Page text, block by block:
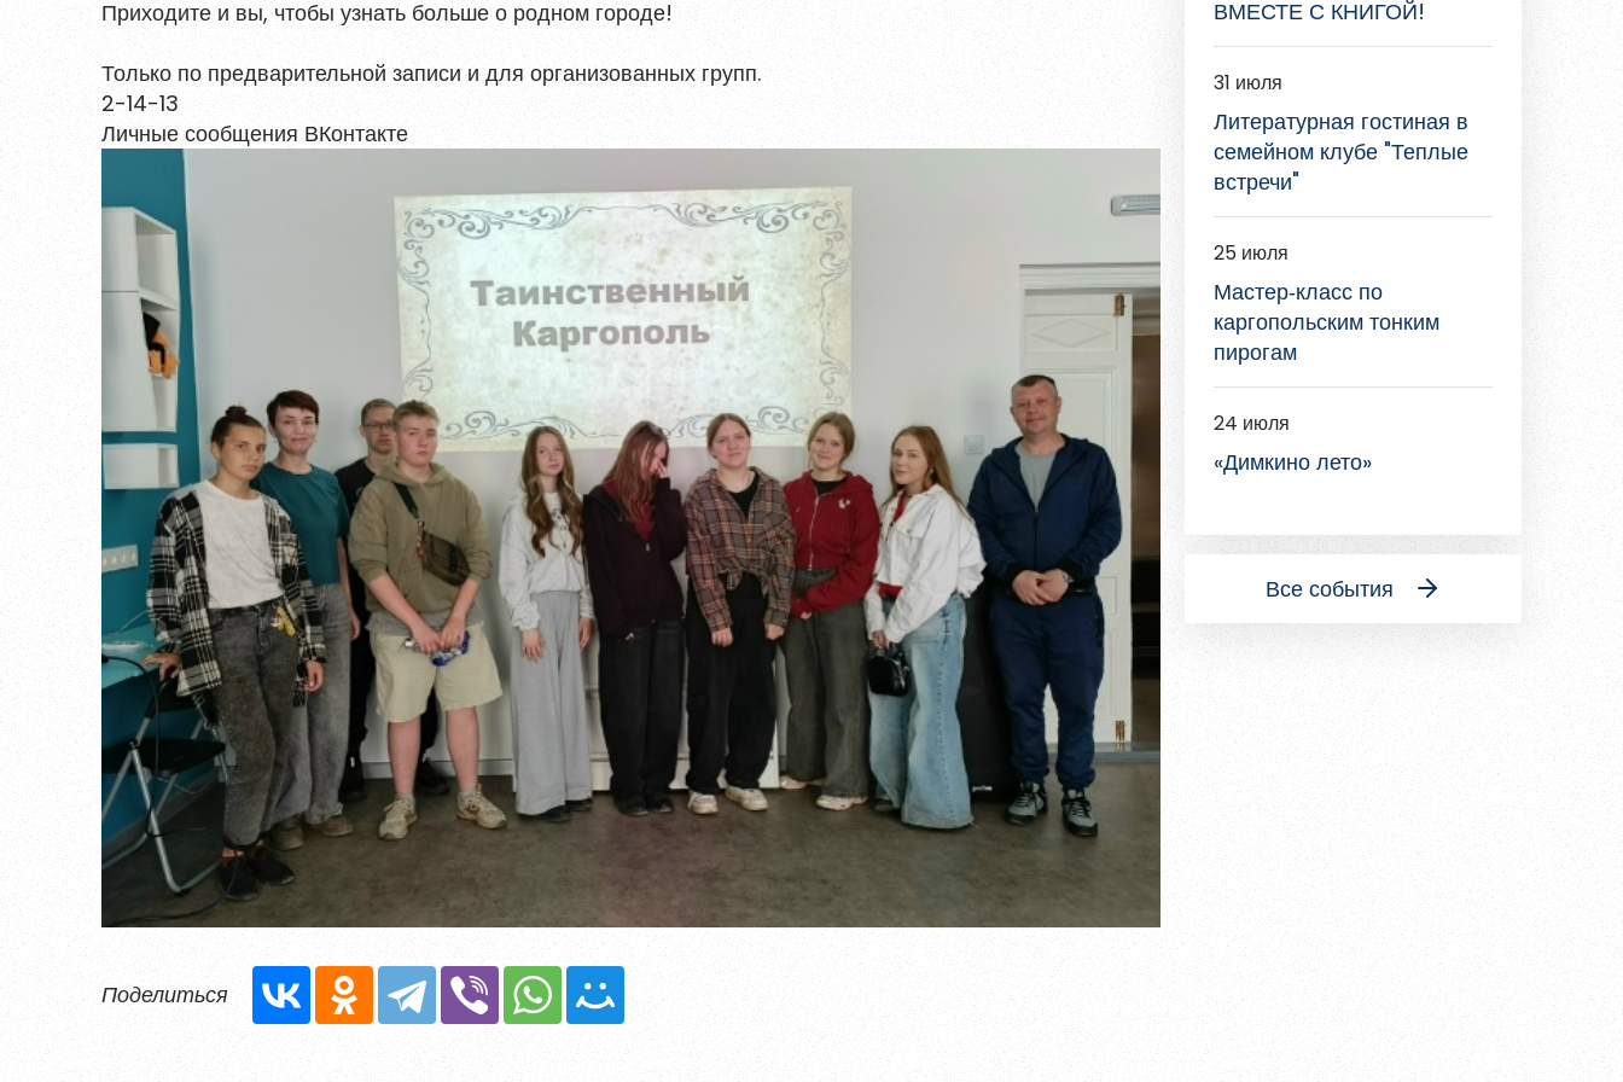
Приходите и вы, чтобы узнать больше о родном городе!
Только по предварительной записи и для организованных групп.
2-14-13
Личные сообщения ВКонтакте
Поделиться
ВМЕСТЕ С КНИГОЙ!
31 июля
Литературная гостиная в
семейном клубе "Теплые
встречи"
25 июля
Мастер‑класс по
каргопольским тонким
пирогам
24 июля
«Димкино лето»
Все события
Войти
Восстановить пароль Зарегистрироваться
Пароль должен быть минимум 6 символов и содержать хотя бы одну строчную букву, одну
прописную букву, одну цифру и один специальный символ.
Я согласен на обработкуперсональных данных
Я согласен справилами использования материалов , размещённых на портале.
Зарегистрироваться
Уже зарегистрированы?Войти